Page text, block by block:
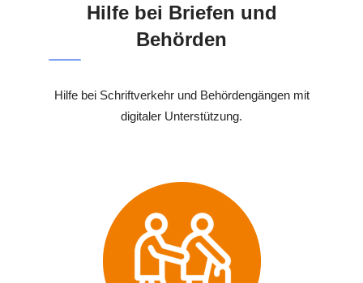
Hilfe bei Briefen und
Behörden
Hilfe bei Schriftverkehr und Behördengängen mit
digitaler Unterstützung.